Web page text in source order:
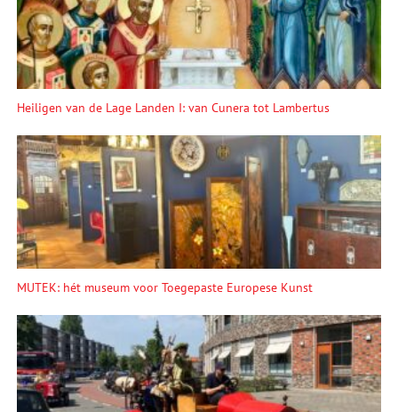
Heiligen van de Lage Landen I: van Cunera tot Lambertus
MUTEK: hét museum voor Toegepaste Europese Kunst